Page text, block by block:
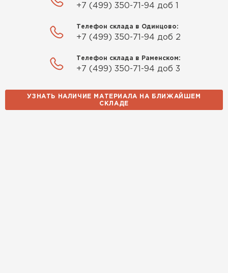
+7 (499) 350-71-94 доб 1
Телефон склада в Одинцово:
+7 (499) 350-71-94 доб 2
Телефон склада в Раменском:
+7 (499) 350-71-94 доб 3
УЗНАТЬ НАЛИЧИЕ МАТЕРИАЛА НА БЛИЖАЙШЕМ
СКЛАДЕ